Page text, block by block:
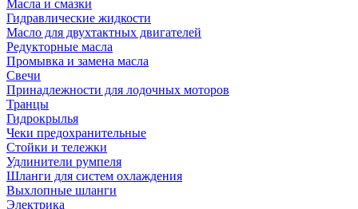
Масла и смазки
Гидравлические жидкости
Масло для двухтактных двигателей
Редукторные масла
Промывка и замена масла
Свечи
Принадлежности для лодочных моторов
Транцы
Гидрокрылья
Чеки предохранительные
Стойки и тележки
Удлинители румпеля
Шланги для систем охлаждения
Выхлопные шланги
Электрика